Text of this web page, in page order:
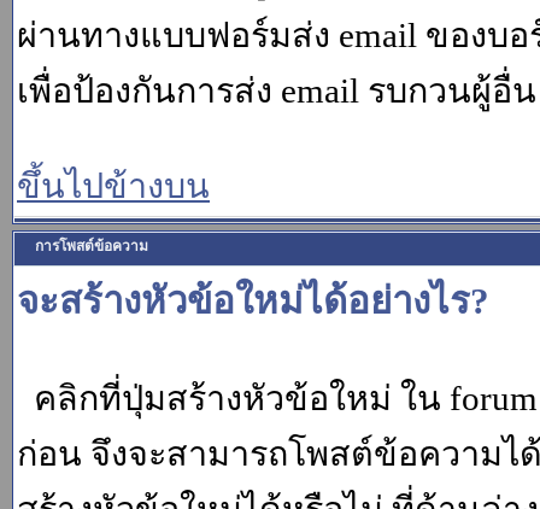
ผ่านทางแบบฟอร์มส่ง email ของ
เพื่อป้องกันการส่ง email รบกวนผู้อื่
ขึ้นไปข้างบน
การโพสต์ข้อความ
จะสร้างหัวข้อใหม่ได้อย่างไร?
คลิกที่ปุ่มสร้างหัวข้อใหม่ ใน
ก่อน จึงจะสามารถโพสต์ข้อความ